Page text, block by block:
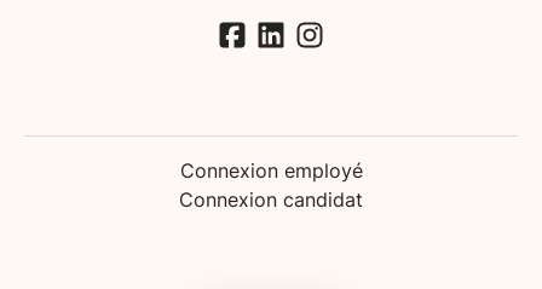
Connexion employé
Connexion candidat